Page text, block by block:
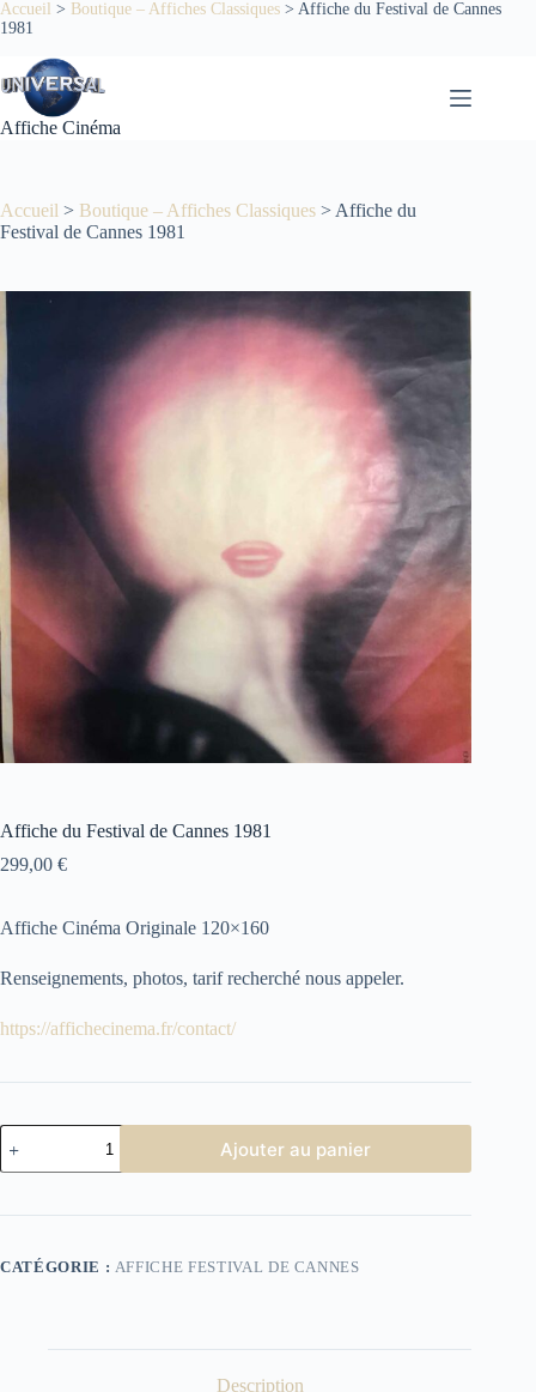
Passer
au
Accueil > Boutique – Affiches Classiques > Affiche du Festival de Cannes
1981
Affiche Cinéma
Accueil > Boutique – Affiches Classiques > Affiche du
Festival de Cannes 1981
Affiche du Festival de Cannes 1981
299,00 €
Affiche Cinéma Originale 120×160
Renseignements, photos, tarif recherché nous appeler.
https://affichecinema.fr/contact/
quantité
de
Affiche
Festival
Cannes
1981
Ajouter au panier
CATÉGORIE : AFFICHE FESTIVAL DE CANNES
Description